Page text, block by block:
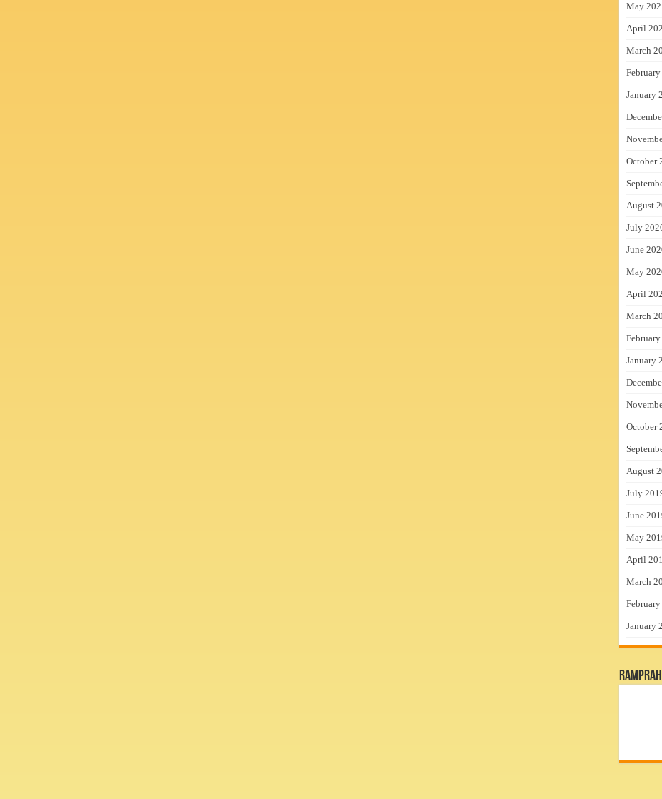
May
April
March
January
October
August
July
June
May
April
March
January
October
August
July
June
May
April
March
January